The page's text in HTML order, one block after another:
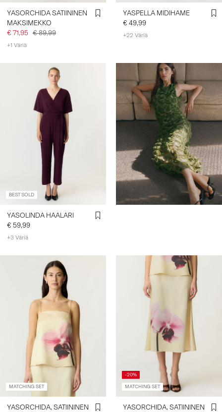
YASORCHIDA SATIININEN
MAKSIMEKKO
€ 71,95 € 89,99
+1 Väriä
YASPELLA MIDIHAME
€ 49,99
+22 Väriä
BEST SOLD
YASOLINDA HAALARI
€ 59,99
+3 Väriä
MATCHING SET
YASORCHIDA, SATIININEN
-20%
MATCHING SET
YASORCHIDA, SATIININEN